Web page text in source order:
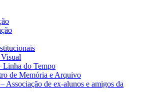
Linha do Tempo
de Memória e Arquivo
de ex-alunos e amigos da